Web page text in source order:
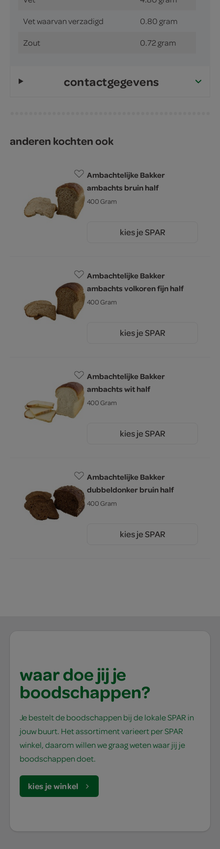
Vet waarvan verzadigd 0.80 gram
Zout 0.72 gram
contactgegevens
anderen kochten ook
Ambachtelijke Bakker
ambachts bruin half
400 Gram
kies je SPAR
Ambachtelijke Bakker
ambachts volkoren fijn half
400 Gram
kies je SPAR
Ambachtelijke Bakker
ambachts wit half
400 Gram
kies je SPAR
Ambachtelijke Bakker
dubbeldonker bruin half
400 Gram
kies je SPAR
waar doe jij je
boodschappen?
Je bestelt de boodschappen bij de lokale SPAR in
jouw buurt. Het assortiment varieert per SPAR
winkel, daarom willen we graag weten waar jij je
boodschappen doet.
kies je winkel